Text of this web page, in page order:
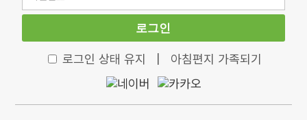
로그인
로그인 상태 유지 아침편지 가족되기